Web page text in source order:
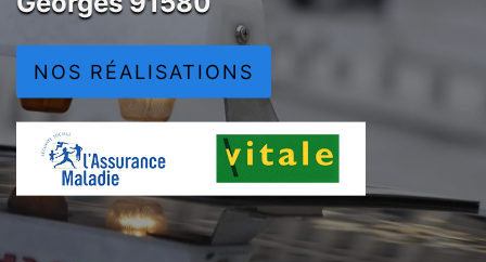
NOS RÉALISATIONS